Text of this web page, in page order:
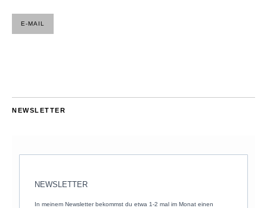
E-MAIL
NEWSLETTER
NEWSLETTER
In meinem Newsletter bekommst du etwa 1-2 mal im Monat einen